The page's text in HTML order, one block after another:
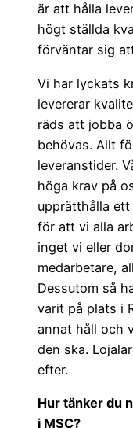
är att hålla
högt ställda
förväntar sig
Vi har lyckats
levererar
räds att jobba
behövas. Allt
leveranstider.
höga krav på
upprätthålla
för att vi alla
inget vi eller
medarbetare,
Dessutom så
varit på plats i
annat håll och
den ska.
efter.
Hur tänker du
i MSC?